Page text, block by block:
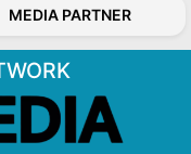
MEDIA PARTNER